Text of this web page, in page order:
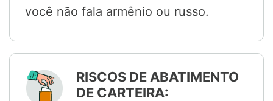
você não fala armênio ou russo.
RISCOS DE ABATIMENTO
DE CARTEIRA: